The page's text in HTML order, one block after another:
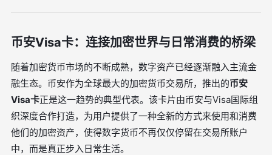
币安Visa卡：连接加密世界与日常消费的桥梁
随着加密货币市场的不断成熟，数字资产已经逐渐融入主流金
融生态。币安作为全球最大的加密货币交易所，推出的币安
Visa卡正是这一趋势的典型代表。该卡片由币安与Visa国际组
织深度合作打造，为用户提供了一种全新的方式来使用和消费
他们的加密资产，使得数字货币不再仅仅停留在交易所账户
中，而是真正步入日常生活。